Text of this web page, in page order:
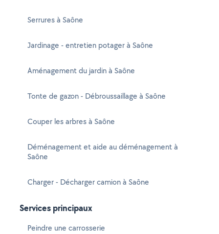
Serrures à Saône
Jardinage - entretien potager à Saône
Aménagement du jardin à Saône
Tonte de gazon - Débroussaillage à Saône
Couper les arbres à Saône
Déménagement et aide au déménagement à
Saône
Charger - Décharger camion à Saône
Services principaux
Peindre une carrosserie